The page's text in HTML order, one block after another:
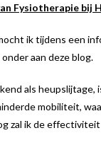
Fysiotherapie bij
ik tijdens een
aan deze blog.
als
mobiliteit,
zal ik de